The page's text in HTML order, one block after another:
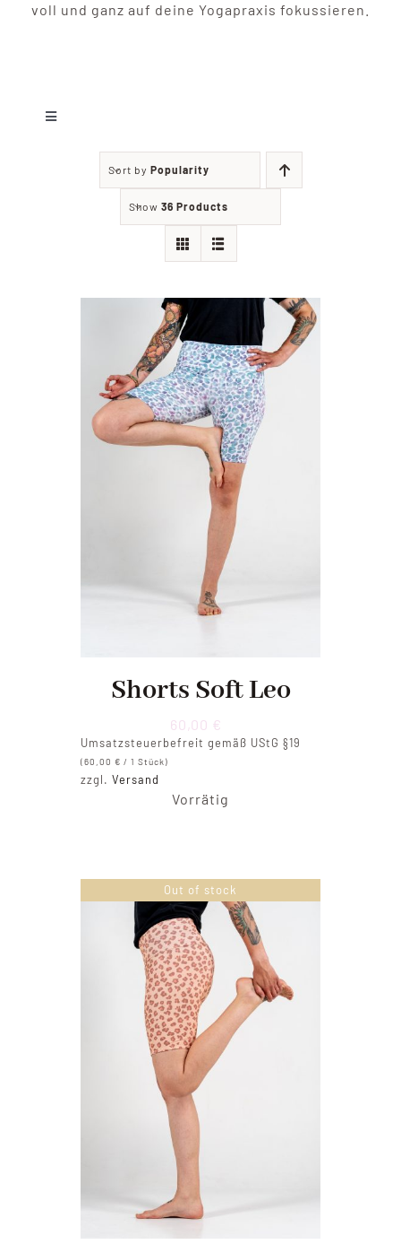
voll und ganz auf deine Yogapraxis fokussieren.
Toggle
Produktanpassung
Sort by Popularity
Show 36 Products
Shorts Soft Leo
60,00 €
Umsatzsteuerbefreit gemäß UStG §19
(60,00€ / 1 Stück)
zzgl.Versand
Vorrätig
Out of stock